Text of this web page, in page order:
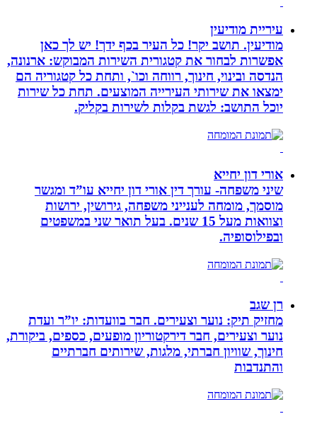
עיריית מודיעין
מודיעין. תושב יקר! כל העיר בכף ידך! יש לך כאן
אפשרות לבחור את קטגורית השירות המבוקש: ארנונה,
הנדסה ובינוי, חינוך, רווחה וכו`, ותחת כל קטגוריה הם
ימצאו את שירותי העירייה המוצעים. תחת כל שירות
יוכל התושב: לגשת בקלות לשירות בקליק.
אורי דון יחייא
שיני משפחה- עורך דין אורי דון יחייא עו”ד ומגשר
מוסמך, מומחה לענייני משפחה, גירושין, ירושות
וצוואות מעל 15 שנים. בעל תואר שני במשפטים
ובפילוסופיה.
רן שגב
מחזיק תיק: נוער וצעירים. חבר בוועדות: יו”ר ועדת
נוער וצעירים, חבר דירקטוריון מופעים, כספים, ביקורת,
חינוך, שוויון חברתי, מלגות, שירותים חברתיים
והתנדבות